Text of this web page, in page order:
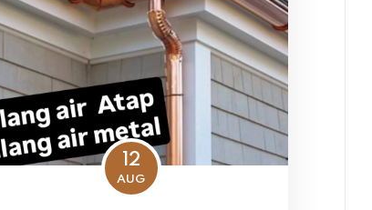
12
AUG